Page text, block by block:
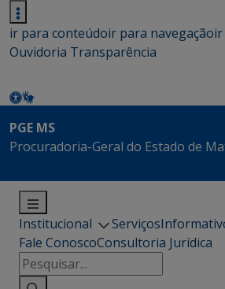
ir para conteúdoir para navegaçãoir
Ouvidoria Transparência
PGE MS
Procuradoria-Geral do Estado de
Institucional Serviços
Fale ConoscoConsultoria Jurídica
Pesquisar
por: